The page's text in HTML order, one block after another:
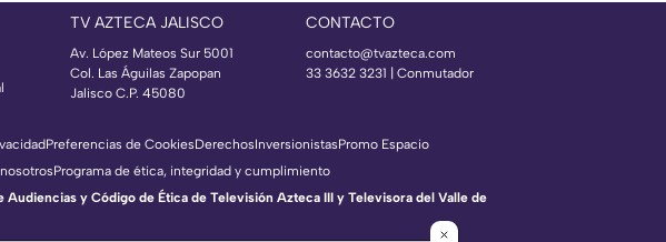
TV AZTECA JALISCO
Av. López Mateos Sur 5001
Col. Las Águilas Zapopan
Jalisco C.P. 45080
CONTACTO
contacto@tvazteca.com
33 3632 3231 | Conmutador
Preferencias de CookiesDerechosInversionistasPromo Espacio
Programa de ética, integridad y cumplimiento
Audiencias y Código de Ética de Televisión Azteca III y Televisora del Valle de